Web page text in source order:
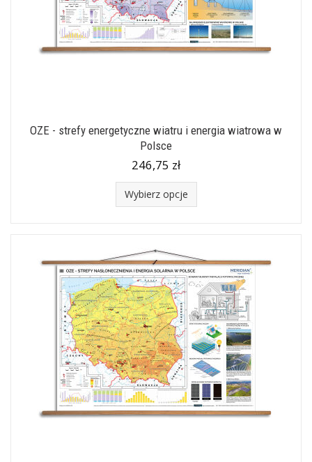
OZE - strefy energetyczne wiatru i energia wiatrowa w
Polsce
246,75 zł
Wybierz opcje